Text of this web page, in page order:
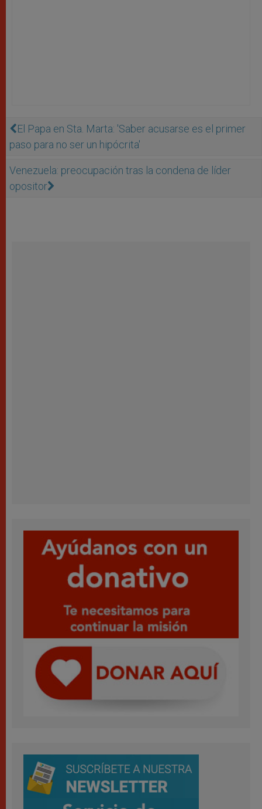
El Papa en Sta. Marta: 'Saber acusarse es el primer
paso para no ser un hipócrita'
Venezuela: preocupación tras la condena de líder
opositor